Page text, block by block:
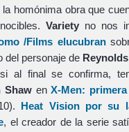
homónima obra que
Varietyno nos
/Films elucubran
del personaje de Reynolds
al final se confirma,
Shaw enX-Men:
Heat Vision por su
, el creador de la serie